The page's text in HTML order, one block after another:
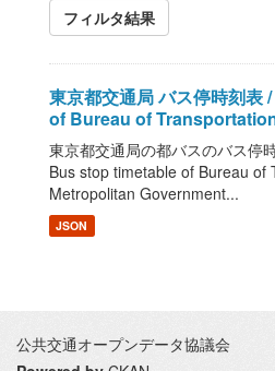
フィルタ結果
東京都交通局 バス停時刻
of Bureau of
東京都交通局の都バスのバス停
Bus stop timetable of Bureau of
Metropolitan Government...
JSON
公共交通オープンデータ協議会